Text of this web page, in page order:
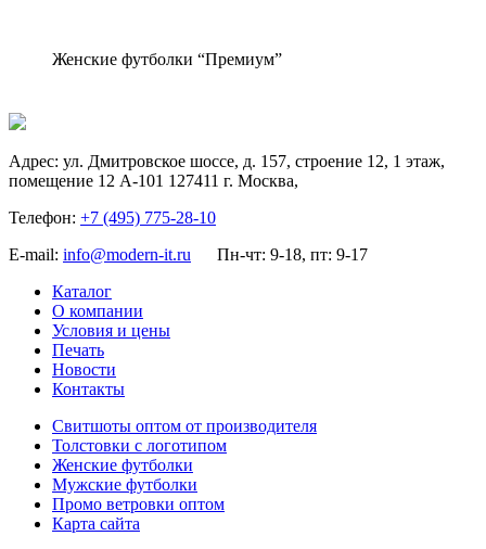
Женские футболки “Премиум”
Адрес: ул. Дмитровское шоссе, д. 157, строение 12, 1 этаж,
помещение 12 А-101 127411 г. Москва,
Телефон: +7 (495) 775-28-10
E-mail: info@modern-it.ru
Пн-чт: 9-18, пт: 9-17
Каталог
О компании
Условия и цены
Печать
Новости
Контакты
Свитшоты оптом от производителя
Толстовки с логотипом
Женские футболки
Мужские футболки
Промо ветровки оптом
Карта сайта